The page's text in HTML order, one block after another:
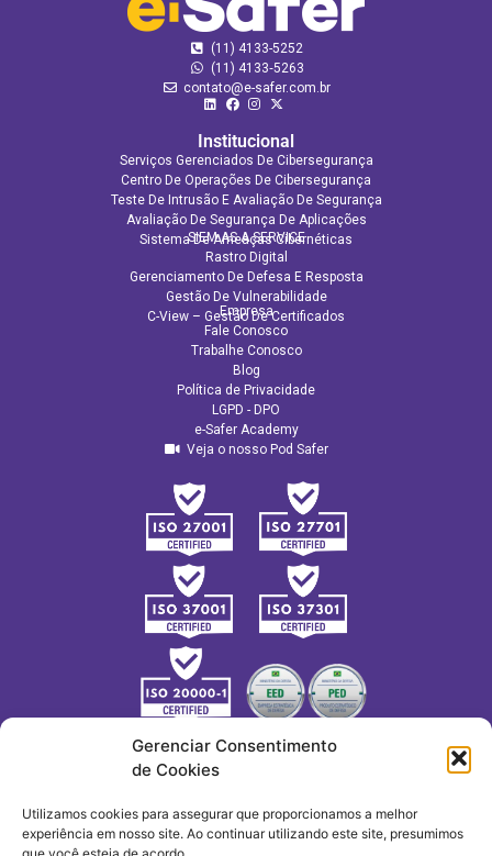
Gerenciar Consentimento
de Cookies
Utilizamos cookies para assegurar que proporcionamos a melhor
experiência em nosso site. Ao continuar utilizando este site, presumimos
(11) 4133-5252
(11) 4133‑5263
contato@e-safer.com.br
Institucional
Serviços Gerenciados De Cibersegurança
Centro De Operações De Cibersegurança
Teste De Intrusão E Avaliação De Segurança
Avaliação De Segurança De Aplicações​
Sistema De Ameaças Cibernéticas
SIEM AS A SERVICE
Rastro Digital
Gerenciamento De Defesa E Resposta
Gestão De Vulnerabilidade
C-View – Gestão De Certificados
Empresa
Fale Conosco
Trabalhe Conosco
Blog
Política de Privacidade
LGPD - DPO
e-Safer Academy
Veja o nosso Pod Safer